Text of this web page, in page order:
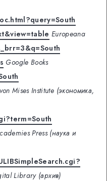
Europeana
Google Books
Mises Institute (экономика,
Press (наука и
Library (архив)